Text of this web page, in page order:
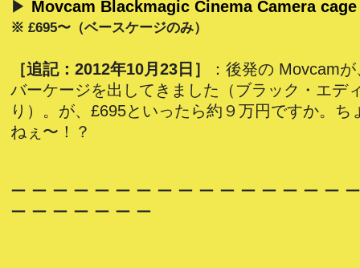
▶ Movcam Blackmagic Cinema Camera cage
※ £695〜（ベースケージのみ）
［追記：2012年10月23日］
：後発の Movcam
バーケージを出してきました（ブラック・エデ
り）。が、£695といったら約９万円ですか。ち
ねぇ〜！？
ー ー ー ー ー ー ー ー ー ー ー ー ー ー ー ー
ー ー ー ー ー ー ー